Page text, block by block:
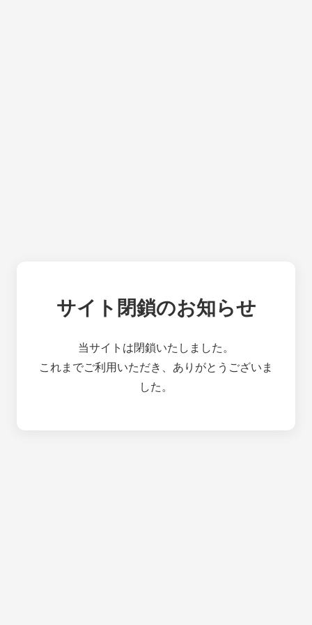
サイト閉鎖のお知らせ
当サイトは閉鎖いたしました。
これまでご利用いただき、ありがとうございま
した。